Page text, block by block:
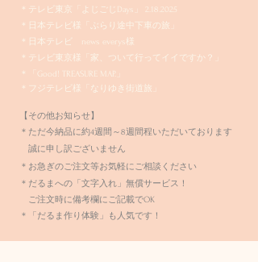
＊テレビ東京「よじごじDays」 2.18.2025
＊ 日本テレビ様「ぶらり途中下車の旅」
＊日本テレビ news everys様
​＊テレビ東京様「家、ついて行ってイイですか？」
＊「Good! TREASURE MAP.」
＊フジテレビ様「なりゆき街道旅」
​【 その他お知らせ】
＊ただ今納品に約4週間～8週間程いただいております
誠に申し訳ございません
​＊お急ぎのご注文等お気軽にご相談ください
＊だるまへの「文字入れ」無償サービス！
​ ご注文時に備考欄にご記載でOK
​＊「だるま作り体験」も人気です！